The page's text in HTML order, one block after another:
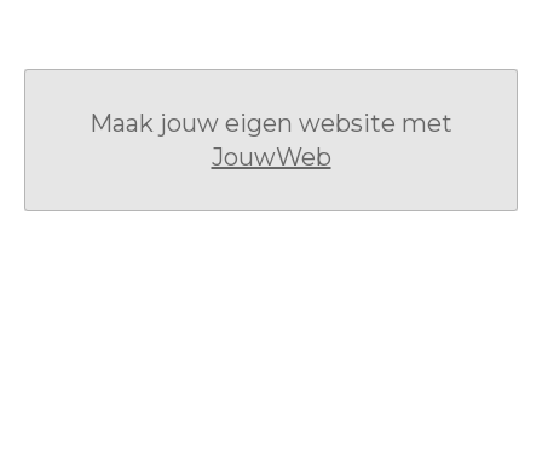
Maak jouw eigen website met
JouwWeb